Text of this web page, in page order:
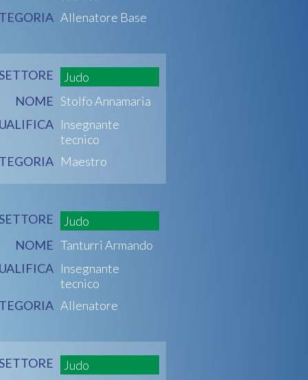
Allenatore Base
Judo
NOME Stolfo Annamaria
Insegnante
tecnico
Maestro
Judo
NOME Tanturri Armando
Insegnante
tecnico
Allenatore
Judo